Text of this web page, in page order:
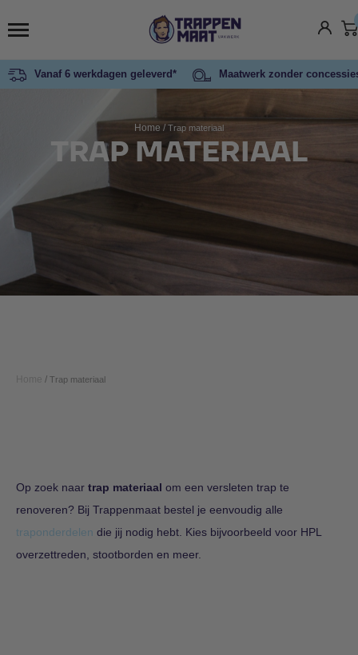
Vanaf 6 werkdagen geleverd* Maatwerk zonder
Home / Trap materiaal
TRAP MATERIAAL
/ Trap materiaal
Op zoek naar trap materiaal om een versleten trap te
renoveren? Bij Trappenmaat bestel je eenvoudig alle
traponderdelen die jij nodig hebt. Kies bijvoorbeeld voor HPL
overzettreden, stootborden en meer.